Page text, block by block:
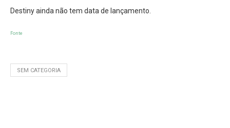
Destiny ainda não tem data de lançamento.
Fonte
SEM CATEGORIA